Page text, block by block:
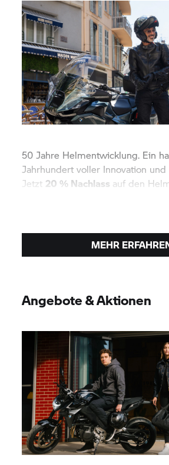
50 Jahre Helmentwicklung. Ein
Jahrhundert voller Innovation und
Jetzt 20 % Nachlass auf den
MEHR
Angebote & Aktionen